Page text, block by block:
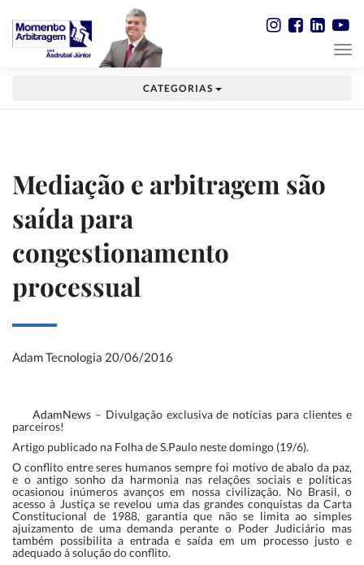
CATEGORIAS
Mediação e arbitragem são
saída para
congestionamento
processual
Adam Tecnologia 20/06/2016
AdamNews– Divulgação exclusiva de notícias para clientes e
parceiros!
Artigo publicado na Folha de S.Paulo neste domingo (19/6).
O conflito entre seres humanos sempre foi motivo de abalo da paz,
e o antigo sonho da harmonia nas relações sociais e políticas
ocasionou inúmeros avanços em nossa civilização. No Brasil, o
acesso à Justiça se revelou uma das grandes conquistas da Carta
Constitucional de 1988, garantia que não se limita ao simples
ajuizamento de uma demanda perante o Poder Judiciário mas
também possibilita a entrada e saída em um processo justo e
adequado à solução do conflito.